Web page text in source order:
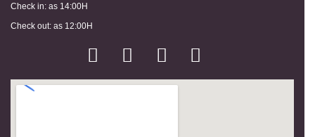
Check in: as 14:00H
Check out: as 12:00H